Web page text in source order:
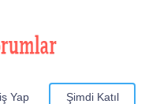
Yap Şimdi Katıl